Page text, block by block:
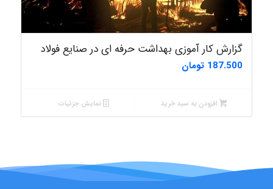
گزارش کار آموزی بهداشت حرفه ای در صنایع فولاد
187.500 تومان
افزودن به سبد خرید نمایش جزئیات